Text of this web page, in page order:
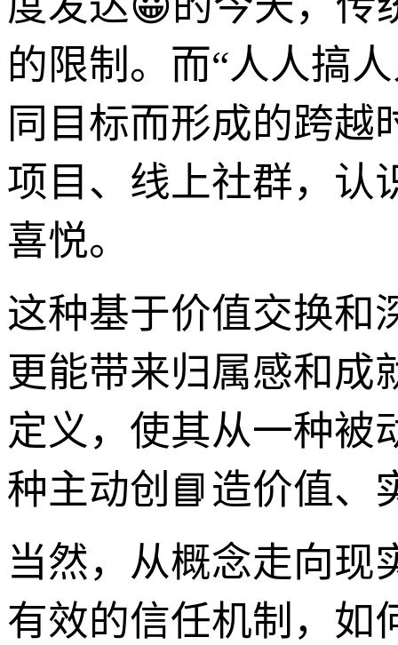
的限制。而“人人搞
同目标而形成的跨越
项目、线上社群，认
喜悦。
这种基于价值交换和
更能带来归属感和成
定义，使其从一种被
种主动创📘造价值、
当然，从概念走向现
有效的信任机制，如